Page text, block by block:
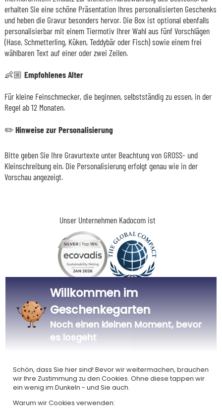
Unser Unternehmen Kadocom ist
Zertifiziert
Mitglied von
Unsere CSR-Politik|Labels
Dieses Geschenk ist
erhalten Sie eine schöne Präsentation Ihres personalisierten Geschenks
und heben die Gravur besonders hervor. Die Box ist optional ebenfalls
personalisierbar mit einem Tiermotiv Ihrer Wahl aus fünf Vorschlägen
(Hase, Schmetterling, Küken, Teddybär oder Fisch) sowie einem frei
wählbaren Text auf einer oder zwei Zeilen.
👶🏼 Empfohlenes Alter
Für kleine Feinschmecker, die beginnen, selbstständig zu essen, in der
Regel ab 12 Monaten.
✏️Hinweise zur Personalisierung
Bitte geben Sie Ihre Gravurtexte unter Beachtung von GROSS- und
Kleinschreibung ein. Die Personalisierung erfolgt genau wie in der
Vorschau angezeigt.
Willkommen im
Geschenkegarten
Noch einen kleinen Moment, bevor
es losgeht
Schön, dass Sie hier sind! Bevor wir weitermachen, brauchen
wir Ihre Zustimmung zu den Cookies. Ohne diese tappen wir
ein wenig im Dunkeln - und Sie auch.
Warum wir Cookies verwenden: